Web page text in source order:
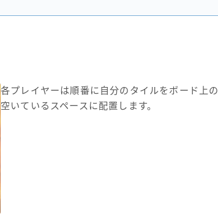
各プレイヤーは順番に自分のタイルをボード上の
空いているスペースに配置します。